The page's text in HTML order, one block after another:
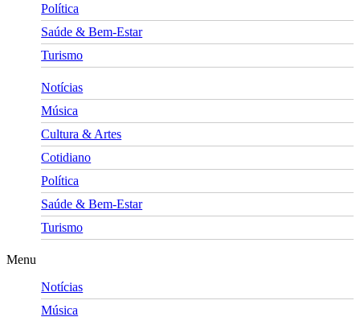
Política
Saúde & Bem-Estar
Turismo
Notícias
Música
Cultura & Artes
Cotidiano
Política
Saúde & Bem-Estar
Turismo
Menu
Notícias
Música